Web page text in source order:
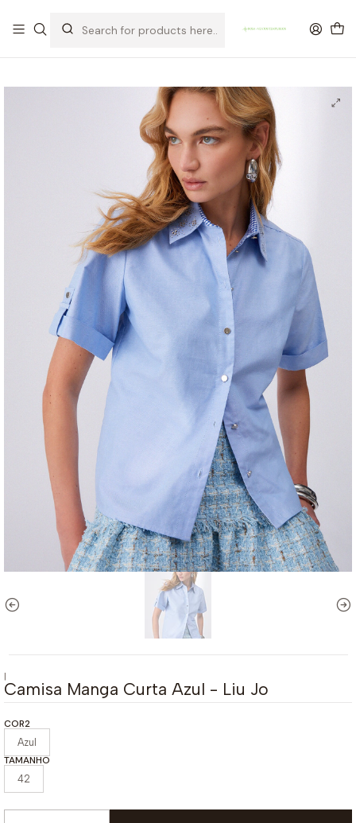
OFERTA DE PORTES DE ENVIO em compras para Portugal superiores a
80€ de artigos sem promoção
|
Camisa Manga Curta Azul - Liu Jo
COR2
Azul
TAMANHO
42